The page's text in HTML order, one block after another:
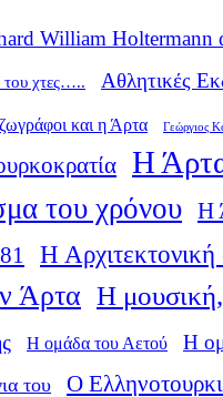
William Holtermann
του χτες….. Αθλητικές
και η Άρτα Γεώργιος
Η
του χρόνου Η
Η
Άρτα Η μουσική,
Η ομάδα του Αετού Η
του Ο